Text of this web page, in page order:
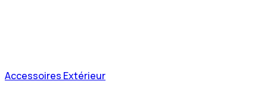
Accessoires Extérieur